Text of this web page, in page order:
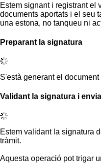
Estem signant i registrant el
documents aportats i el seu
una estona, no tanqueu ni
Preparant la signatura
S'està generant el
Validant la signatura i
Estem validant la signatura
tràmit.
Aquesta operació pot trigar